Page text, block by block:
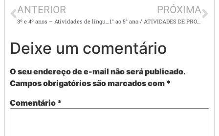
ANTERIOR
3º e 4º anos – Atividades de língua portuguesa –
PRÓXIMA
1° ao 5° ano / ATIVIDADES DE PRODUÇÃO DE TEXTO N° 5
Deixe um comentário
O seu endereço de e-mail não será publicado.
Campos obrigatórios são marcados com *
Comentário *